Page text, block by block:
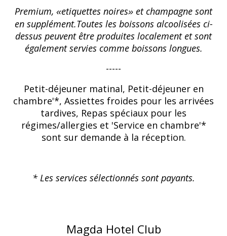
Premium, «etiquettes noires» et champagne sont
en supplément.Toutes les boissons alcoolisées ci-
dessus peuvent être produites localement et sont
également servies comme boissons longues.
-----
Petit-déjeuner matinal, Petit-déjeuner en
chambre'*, Assiettes froides pour les arrivées
tardives, Repas spéciaux pour les
régimes/allergies et 'Service en chambre'*
sont sur demande à la réception.
* Les services sélectionnés sont payants.
Magda Hotel Club